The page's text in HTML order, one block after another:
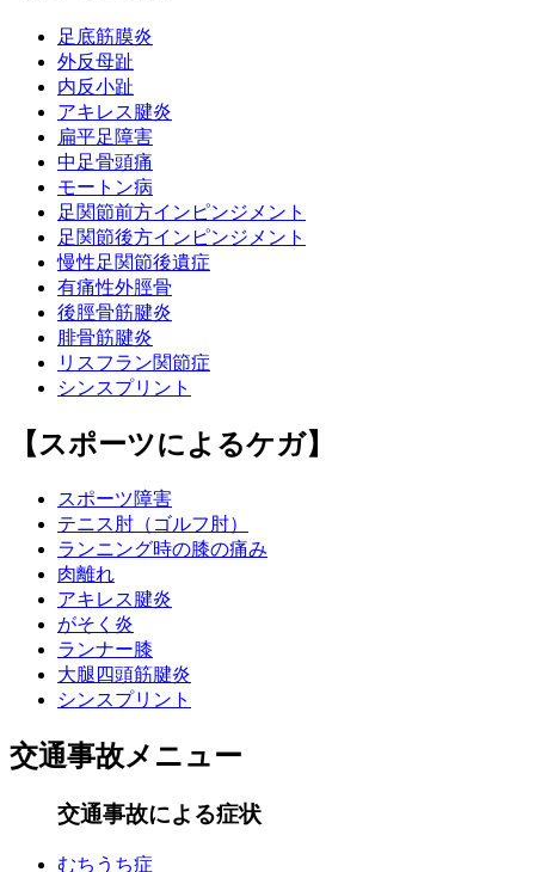
足底筋膜炎
外反母趾
内反小趾
アキレス腱炎
扁平足障害
中足骨頭痛
モートン病
足関節前方インピンジメント
足関節後方インピンジメント
慢性足関節後遺症
有痛性外脛骨
後脛骨筋腱炎
腓骨筋腱炎
リスフラン関節症
シンスプリント
【スポーツによるケガ】
スポーツ障害
テニス肘（ゴルフ肘）
ランニング時の膝の痛み
肉離れ
アキレス腱炎
がそく炎
ランナー膝
大腿四頭筋腱炎
シンスプリント
交通事故メニュー
交通事故による症状
むちうち症